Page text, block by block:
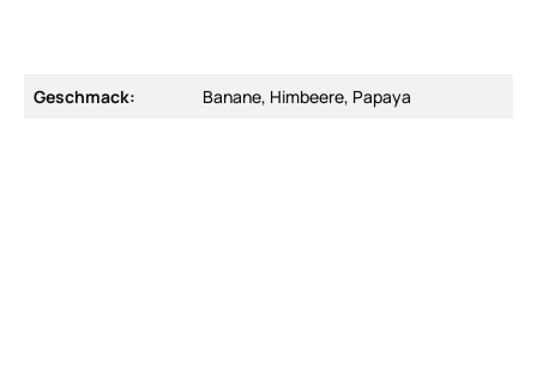
Geschmack: Banane, Himbeere, Papaya